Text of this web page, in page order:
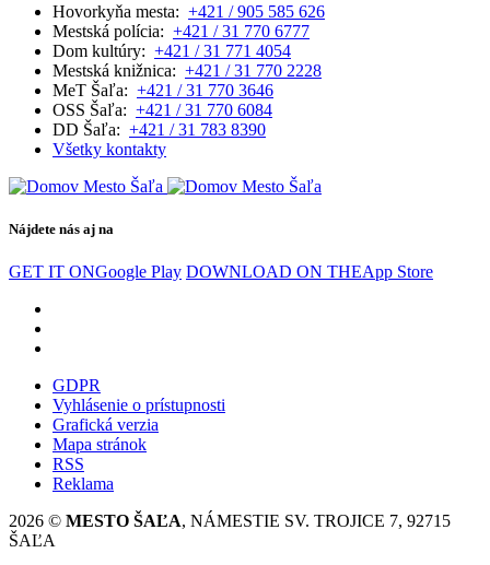
Hovorkyňa mesta: +421 / 905 585 626
Mestská polícia: +421 / 31 770 6777
Dom kultúry: +421 / 31 771 4054
Mestská knižnica: +421 / 31 770 2228
MeT Šaľa: +421 / 31 770 3646
OSS Šaľa: +421 / 31 770 6084
DD Šaľa: +421 / 31 783 8390
Všetky kontakty
Nájdete nás aj na
GET IT ONGoogle Play DOWNLOAD ON THEApp Store
GDPR
Vyhlásenie o prístupnosti
Grafická verzia
Mapa stránok
RSS
Reklama
2026 © MESTO ŠAĽA, NÁMESTIE SV. TROJICE 7, 92715
ŠAĽA